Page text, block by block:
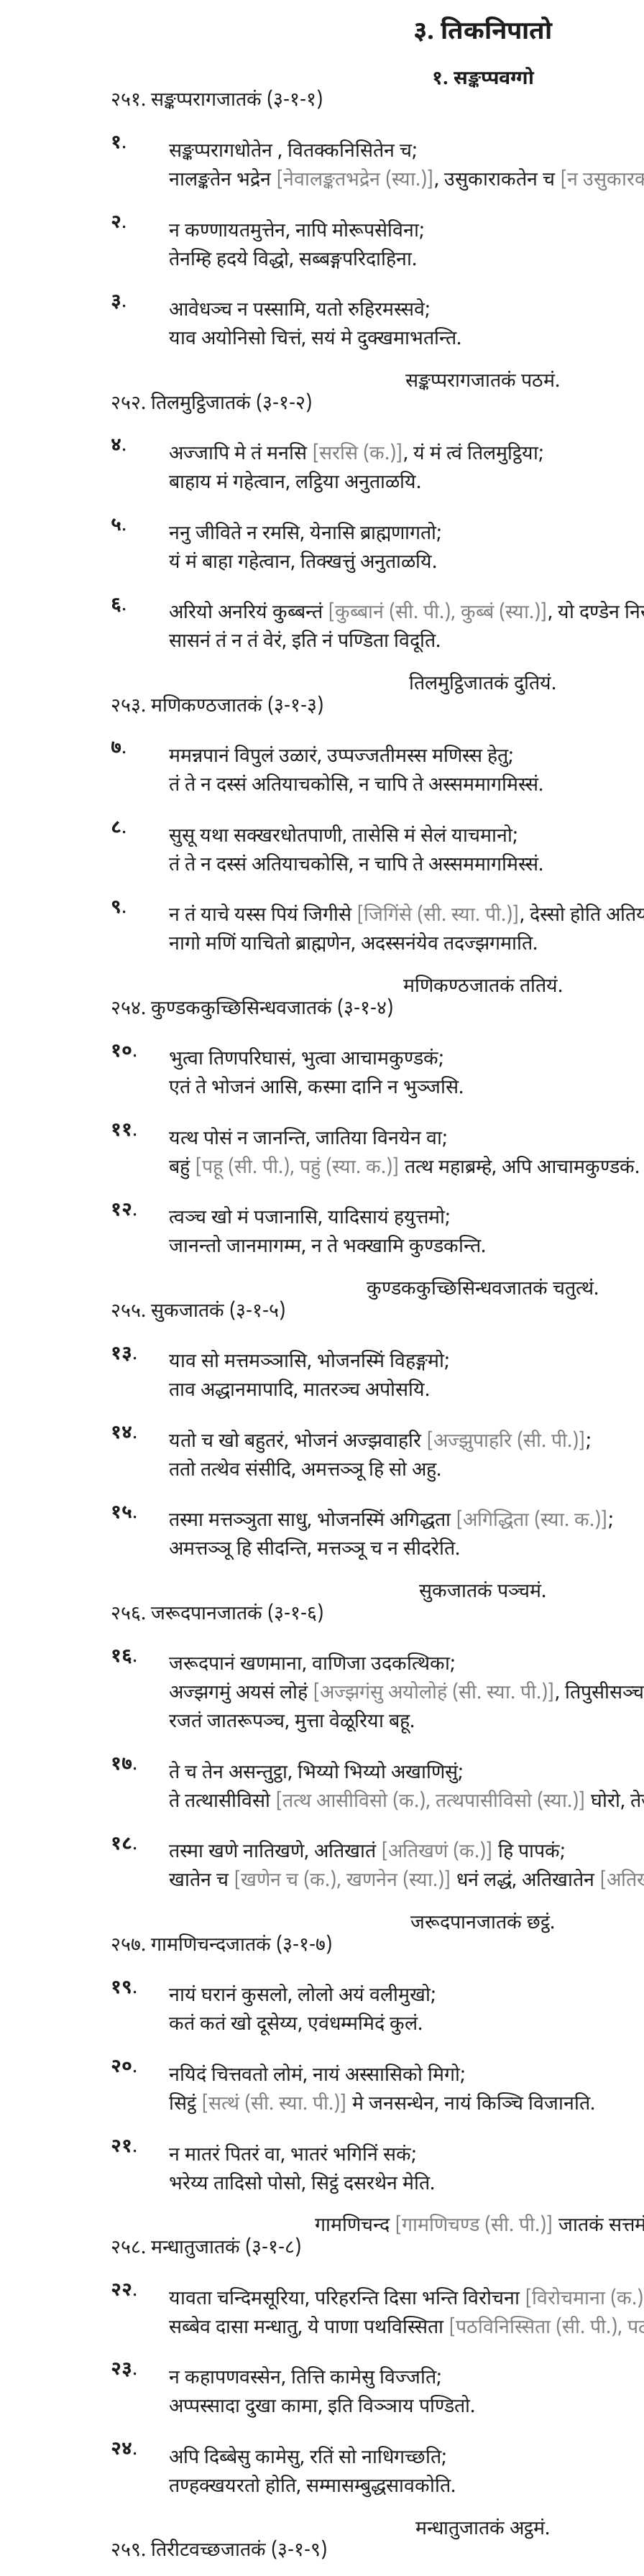
३. तिकनिपातो
१. सङ्कप्पवग्गो
२५१. सङ्कप्परागजातकं (३-१-१)
१. सङ्कप्परागधोतेन , वितक्कनिसितेन च;
नालङ्कतेन भद्रेन [नेवालङ्कतभद्रेन (स्या.)], उसुकाराकतेन च [न
२.
न कण्णायतमुत्तेन, नापि मोरूपसेविना;
तेनम्हि हदये विद्धो, सब्बङ्गपरिदाहिना.
३.
आवेधञ्च न पस्सामि, यतो रुहिरमस्सवे;
याव अयोनिसो चित्तं, सयं मे दुक्खमाभतन्ति.
सङ्कप्परागजातकं पठमं.
२५२. तिलमुट्ठिजातकं (३-१-२)
४. अज्जापि मे तं मनसि [सरसि (क.)], यं मं त्वं तिलमुट्ठिया;
बाहाय मं गहेत्वान, लट्ठिया अनुताळयि.
५.
ननु जीविते न रमसि, येनासि ब्राह्मणागतो;
यं मं बाहा गहेत्वान, तिक्खत्तुं अनुताळयि.
६. अरियो अनरियं कुब्बन्तं [कुब्बानं (सी. पी.), कुब्बं (स्या.)], यो दण्डेन
सासनं तं न तं वेरं, इति नं पण्डिता विदूति.
तिलमुट्ठिजातकं दुतियं.
२५३. मणिकण्ठजातकं (३-१-३)
७. ममन्नपानंविपुलं उळारं, उप्पज्जतीमस्स मणिस्स हेतु;
तं ते न दस्सं अतियाचकोसि, न चापि ते अस्सममागमिस्सं.
८. सुसूयथा सक्खरधोतपाणी, तासेसि मं सेलं याचमानो;
तं ते न दस्सं अतियाचकोसि, न चापि ते अस्सममागमिस्सं.
९. न तं याचे यस्स पियं जिगीसे [जिगिंसे (सी. स्या. पी.)], देस्सो होति
नागो मणिं याचितो ब्राह्मणेन, अदस्सनंयेव तदज्झगमाति.
मणिकण्ठजातकं ततियं.
२५४. कुण्डककुच्छिसिन्धवजातकं (३-१-४)
१०.
भुत्वा तिणपरिघासं, भुत्वा आचामकुण्डकं;
एतं ते भोजनं आसि, कस्मा दानि न भुञ्जसि.
११.
यत्थ पोसं न जानन्ति, जातिया विनयेन वा;
बहुं [पहू (सी. पी.), पहुं (स्या. क.)] तत्थ महाब्रम्हे, अपि आचामकुण्डकं.
१२. त्वञ्चखो मं पजानासि, यादिसायं हयुत्तमो;
जानन्तो जानमागम्म, न ते भक्खामि कुण्डकन्ति.
कुण्डककुच्छिसिन्धवजातकं चतुत्थं.
२५५. सुकजातकं (३-१-५)
१३.
याव सो मत्तमञ्ञासि, भोजनस्मिं विहङ्गमो;
ताव अद्धानमापादि, मातरञ्च अपोसयि.
१४. यतो च खो बहुतरं, भोजनं अज्झवाहरि [अज्झुपाहरि (सी. पी.)];
ततो तत्थेव संसीदि, अमत्तञ्ञू हि सो अहु.
१५. तस्मा मत्तञ्ञुता साधु, भोजनस्मिं अगिद्धता [अगिद्धिता (स्या. क.)];
अमत्तञ्ञू हि सीदन्ति, मत्तञ्ञू च न सीदरेति.
सुकजातकं पञ्चमं.
२५६. जरूदपानजातकं (३-१-६)
१६. जरूदपानंखणमाना, वाणिजा उदकत्थिका;
अज्झगमुं अयसं लोहं [अज्झगंसु अयोलोहं (सी. स्या. पी.)],
रजतं जातरूपञ्च, मुत्ता वेळूरिया बहू.
१७.
ते च तेन असन्तुट्ठा, भिय्यो भिय्यो अखाणिसुं;
ते तत्थासीविसो [तत्थ आसीविसो (क.), तत्थपासीविसो (स्या.)] घोरो,
१८. तस्माखणे नातिखणे, अतिखातं [अतिखणं (क.)] हि पापकं;
खातेन च [खणेन च (क.), खणनेन (स्या.)] धनं लद्धं, अतिखातेन
जरूदपानजातकं छट्ठं.
२५७. गामणिचन्दजातकं (३-१-७)
१९.
नायं घरानं कुसलो, लोलो अयं वलीमुखो;
कतं कतं खो दूसेय्य, एवंधम्ममिदं कुलं.
२०.
नयिदं चित्तवतो लोमं, नायं अस्सासिको मिगो;
सिट्ठं [सत्थं (सी. स्या. पी.)] मे जनसन्धेन, नायं किञ्चि विजानति.
२१.
न मातरं पितरं वा, भातरं भगिनिं सकं;
भरेय्य तादिसो पोसो, सिट्ठं दसरथेन मेति.
गामणिचन्द [गामणिचण्ड (सी. पी.)] जातकं
२५८. मन्धातुजातकं (३-१-८)
२२. यावता चन्दिमसूरिया, परिहरन्ति दिसा भन्ति विरोचना [विरोचमाना
सब्बेव दासा मन्धातु, ये पाणा पथविस्सिता [पठविनिस्सिता (सी. पी.),
२३.
न कहापणवस्सेन, तित्ति कामेसु विज्जति;
अप्पस्सादा दुखा कामा, इति विञ्ञाय पण्डितो.
२४. अपिदिब्बेसु कामेसु, रतिं सो नाधिगच्छति;
तण्हक्खयरतोहोति, सम्मासम्बुद्धसावकोति.
मन्धातुजातकं अट्ठमं.
२५९. तिरीटवच्छजातकं (३-१-९)